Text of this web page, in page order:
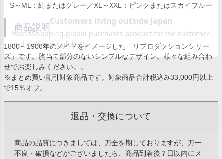
S～ML：紺またはグレー／XL～XXL：ピンクまたはスカイブルー
商品説明
1800～1900年のメイドをイメージした「リプロダクションシリー
ズ」です。胸当て部分のないシンプルなデザイン。様々な組み合わ
せでお楽しみください。。
※まとめ買い割引対象商品です。対象商品合計税込み33,000円以上
で15％オフ。
返品・交換について
商品の品質につきましては、万全を期しておりますが、万一
不良・破損などがございましたら、商品到着後７日以内にメ